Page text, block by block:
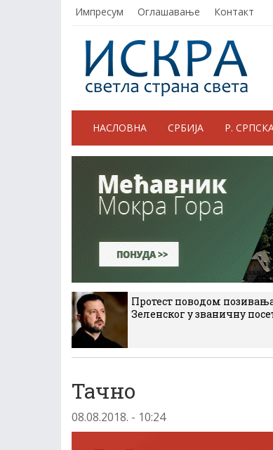
Импресум Оглашавање Контакт
НАСЛОВНА СРБИЈА Р.
Протест поводом
Зеленског у званичну
Тачно
08.08.2018. - 10:24